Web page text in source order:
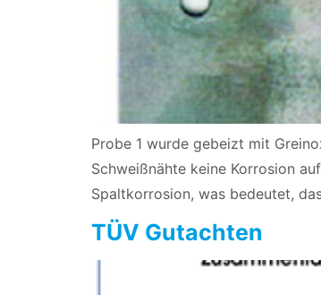
Probe 1 wurde gebeizt mit
Schweißnähte keine Korrosion
Spaltkorrosion, was bedeutet,
TÜV Gutachten